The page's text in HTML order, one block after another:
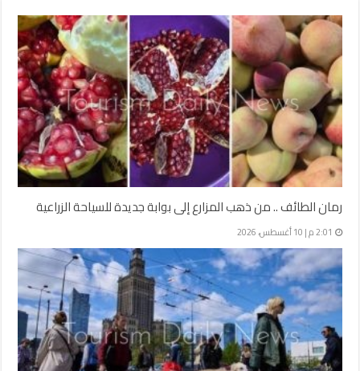
رمان الطائف .. من ذهب المزارع إلى بوابة جديدة للسياحة الزراعية
2:01 م | 10 أغسطس، 2026